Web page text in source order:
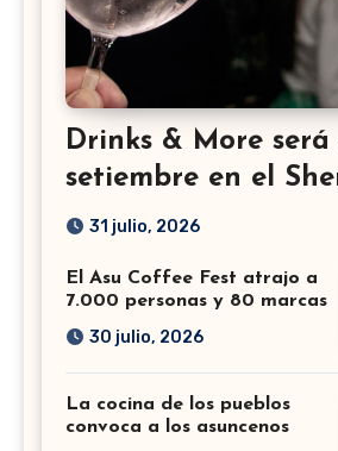
Drinks & More
setiembre en el
31 julio, 2026
El Asu Coffee Fest atrajo a
7.000 personas y 80 marcas
30 julio, 2026
La cocina de los pueblos
convoca a los asuncenos